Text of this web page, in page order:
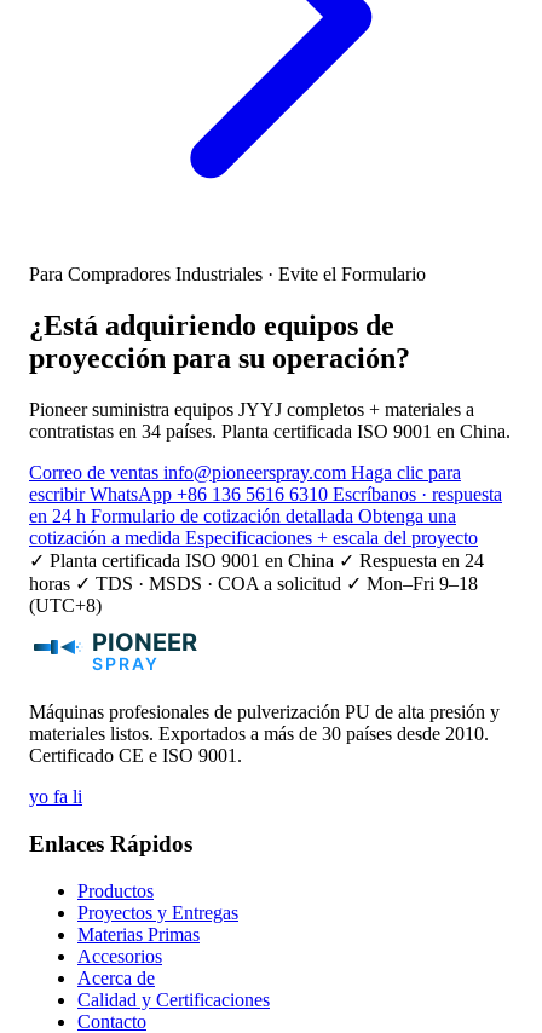
Para Compradores Industriales · Evite el Formulario
¿Está adquiriendo equipos de
proyección para su operación?
Pioneer suministra equipos JYYJ completos + materiales a
contratistas en 34 países. Planta certificada ISO 9001 en China.
Correo de ventas info@pioneerspray.com Haga clic para
escribir WhatsApp +86 136 5616 6310 Escríbanos · respuesta
en 24 h Formulario de cotización detallada Obtenga una
cotización a medida Especificaciones + escala del proyecto
✓ Planta certificada ISO 9001 en China ✓ Respuesta en 24
horas ✓ TDS · MSDS · COA a solicitud ✓ Mon–Fri 9–18
(UTC+8)
Máquinas profesionales de pulverización PU de alta presión y
materiales listos. Exportados a más de 30 países desde 2010.
Certificado CE e ISO 9001.
yo fa li
Enlaces Rápidos
Productos
Proyectos y Entregas
Materias Primas
Accesorios
Acerca de
Calidad y Certificaciones
Contacto